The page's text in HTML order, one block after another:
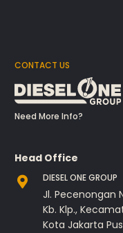
CONTACT US
Need More Info?
Head Office
DIESEL ONE GROUP
Jl. Pecenongan
Kb. Klp.,
Kota Jakarta